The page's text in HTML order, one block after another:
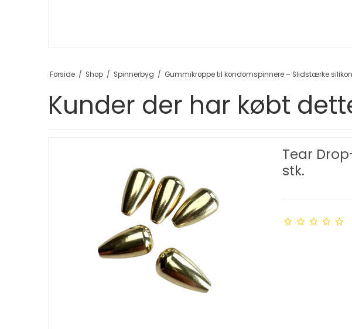
Forside / Shop / Spinnerbyg / Gummikroppe til kondomspinnere – Slidstærke
Kunder der har købt
Tear
stk.